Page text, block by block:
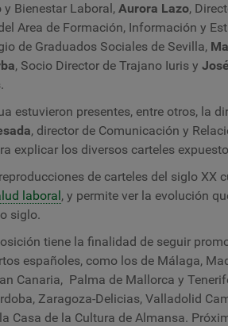
y Bienestar Laboral, Aurora Lazo,
Area de Formación, Información y
de Graduados Sociales de Sevilla,
, Socio Director de Trajano Iuris y
estuvieron presentes, entre otros, la
, director de Comunicación y
explicar los diversos carteles
de carteles del siglo XX
laboral, y permite ver la evolución
siglo.
tiene la finalidad de seguir
españoles, como los de Málaga,
Canaria, Palma de Mallorca y
Zaragoza-Delicias, Valladolid
Casa de la Cultura de Almansa.